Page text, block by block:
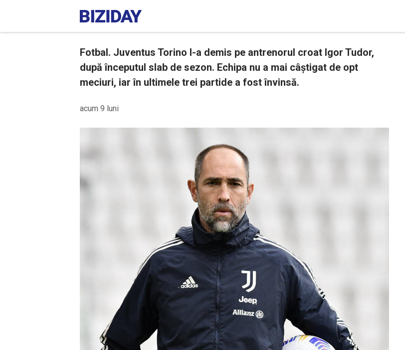
Fotbal. Juventus Torino l-a demis pe antrenorul croat Igor Tudor,
după începutul slab de sezon. Echipa nu a mai câștigat de opt
meciuri, iar în ultimele trei partide a fost învinsă.
acum 9 luni